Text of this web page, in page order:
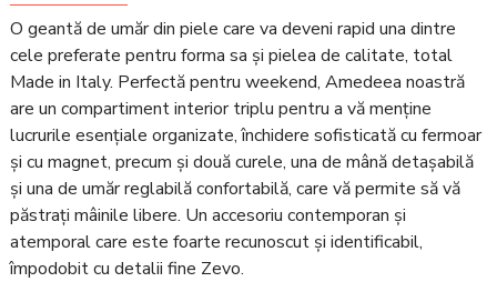
O geantă de umăr din piele care va deveni rapid una dintre
cele preferate pentru forma sa și pielea de calitate, total
Made in Italy. Perfectă pentru weekend, Amedeea noastră
are un compartiment interior triplu pentru a vă menține
lucrurile esențiale organizate, închidere sofisticată cu fermoar
și cu magnet, precum și două curele, una de mână detașabilă
și una de umăr reglabilă confortabilă, care vă permite să vă
păstrați mâinile libere. Un accesoriu contemporan și
atemporal care este foarte recunoscut și identificabil,
împodobit cu detalii fine Zevo.